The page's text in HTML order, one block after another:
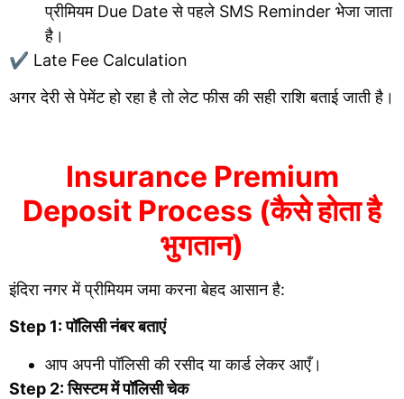
प्रीमियम Due Date से पहले SMS Reminder भेजा जाता
है।
✔ Late Fee Calculation
अगर देरी से पेमेंट हो रहा है तो लेट फीस की सही राशि बताई जाती है।
Insurance Premium
Deposit Process (कैसे होता है
भुगतान)
इंदिरा नगर में प्रीमियम जमा करना बेहद आसान है:
Step 1: पॉलिसी नंबर बताएं
आप अपनी पॉलिसी की रसीद या कार्ड लेकर आएँ।
Step 2: सिस्टम में पॉलिसी चेक